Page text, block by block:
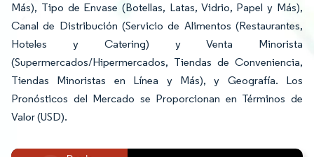
Más), Tipo de Envase (Botellas, Latas, Vidrio, Papel y Más),
Canal de Distribución (Servicio de Alimentos (Restaurantes,
Hoteles y Catering) y Venta Minorista
(Supermercados/Hipermercados, Tiendas de Conveniencia,
Tiendas Minoristas en Línea y Más), y Geografía. Los
Pronósticos del Mercado se Proporcionan en Términos de
Valor (USD).